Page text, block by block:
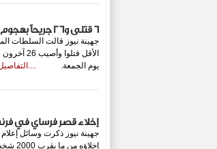
6 قتلى و26 جريحاً بهجوم في المكسيك
الأقل
يوم الجمعة.
إخلاء قصر فرساي في
جهينة نيوز ذكرت وسائل
إخلاؤه من ما يقرب 2000 شخص بسبب تهديد بوجود قنبلة.